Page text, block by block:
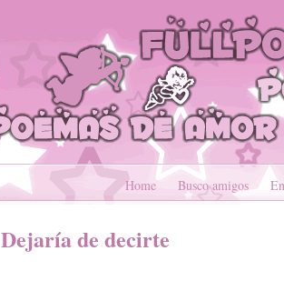
Home Busco amigos
Dejaría de decirte